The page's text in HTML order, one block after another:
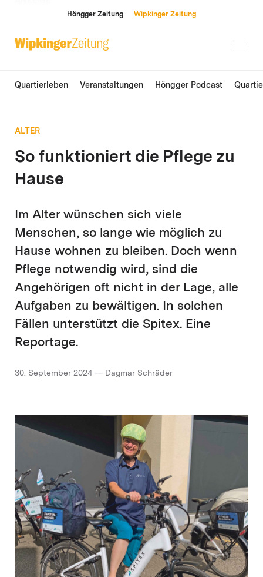
Höngger Zeitung Wipkinger Zeitung
Quartierleben Veranstaltungen Höngger Podcast
ALTER
So funktioniert die Pflege zu
Hause
Im Alter wünschen sich viele
Menschen, so lange wie möglich zu
Hause wohnen zu bleiben. Doch wenn
Pflege notwendig wird, sind die
Angehörigen oft nicht in der Lage, alle
Aufgaben zu bewältigen. In solchen
Fällen unterstützt die Spitex. Eine
Reportage.
30. September 2024 — Dagmar Schräder